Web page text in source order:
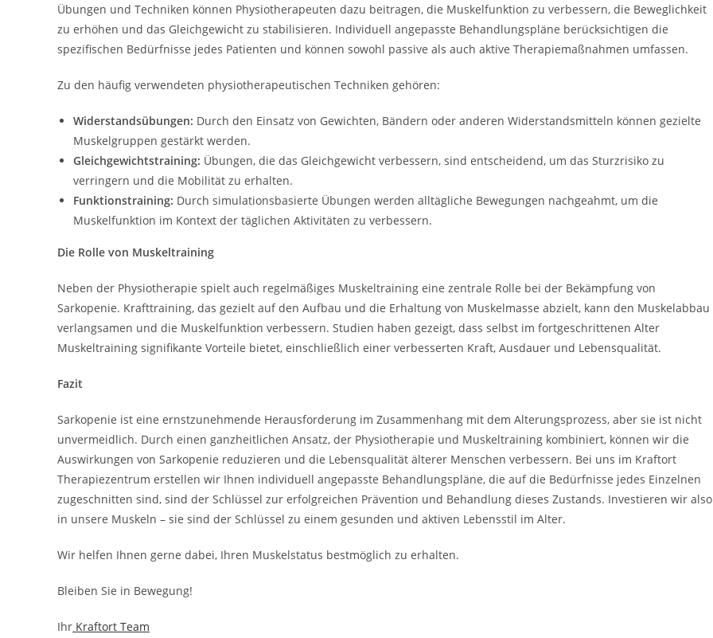
Übungen und Techniken können Physiotherapeuten dazu beitragen, die Muskelfunktion zu verbessern, die Beweglichkeit
zu erhöhen und das Gleichgewicht zu stabilisieren. Individuell angepasste Behandlungspläne berücksichtigen die
spezifischen Bedürfnisse jedes Patienten und können sowohl passive als auch aktive Therapiemaßnahmen umfassen.
Zu den häufig verwendeten physiotherapeutischen Techniken gehören:
Widerstandsübungen: Durch den Einsatz von Gewichten, Bändern oder anderen Widerstandsmitteln können gezielte
Muskelgruppen gestärkt werden.
Gleichgewichtstraining: Übungen, die das Gleichgewicht verbessern, sind entscheidend, um das Sturzrisiko zu
verringern und die Mobilität zu erhalten.
Funktionstraining: Durch simulationsbasierte Übungen werden alltägliche Bewegungen nachgeahmt, um die
Muskelfunktion im Kontext der täglichen Aktivitäten zu verbessern.
Die Rolle von Muskeltraining
Neben der Physiotherapie spielt auch regelmäßiges Muskeltraining eine zentrale Rolle bei der Bekämpfung von
Sarkopenie. Krafttraining, das gezielt auf den Aufbau und die Erhaltung von Muskelmasse abzielt, kann den Muskelabbau
verlangsamen und die Muskelfunktion verbessern. Studien haben gezeigt, dass selbst im fortgeschrittenen Alter
Muskeltraining signifikante Vorteile bietet, einschließlich einer verbesserten Kraft, Ausdauer und Lebensqualität.
Fazit
Sarkopenie ist eine ernstzunehmende Herausforderung im Zusammenhang mit dem Alterungsprozess, aber sie ist nicht
unvermeidlich. Durch einen ganzheitlichen Ansatz, der Physiotherapie und Muskeltraining kombiniert, können wir die
Auswirkungen von Sarkopenie reduzieren und die Lebensqualität älterer Menschen verbessern. Bei uns im Kraftort
Therapiezentrum erstellen wir Ihnen individuell angepasste Behandlungspläne, die auf die Bedürfnisse jedes Einzelnen
zugeschnitten sind, sind der Schlüssel zur erfolgreichen Prävention und Behandlung dieses Zustands. Investieren wir also
in unsere Muskeln – sie sind der Schlüssel zu einem gesunden und aktiven Lebensstil im Alter.
Wir helfen Ihnen gerne dabei, Ihren Muskelstatus bestmöglich zu erhalten.
Bleiben Sie in Bewegung!
Ihr Kraftort Team